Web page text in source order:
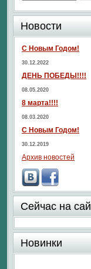
Новости
С Новым Годом!
30.12.2022
ДЕНЬ ПОБЕДЫ!!!!
08.05.2020
8 марта!!!!
08.03.2020
С Новым Годом!
30.12.2019
Архив новостей
Сейчас на
Новинки